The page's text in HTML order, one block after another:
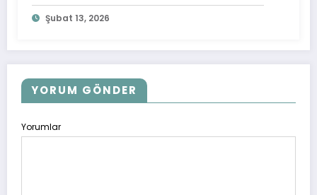
Şubat 13, 2026
YORUM GÖNDER
Yorumlar